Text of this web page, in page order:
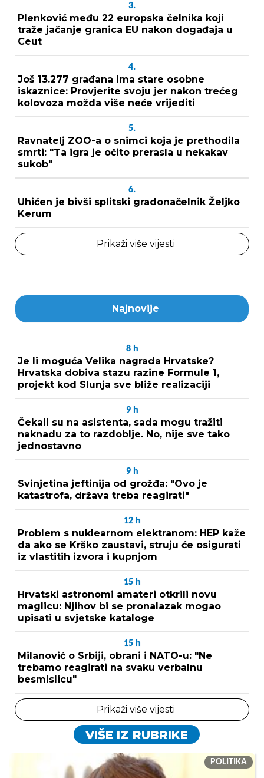
3.
Plenković među 22 europska čelnika koji
traže jačanje granica EU nakon događaja u
Ceut
4.
Još 13.277 građana ima stare osobne
iskaznice: Provjerite svoju jer nakon trećeg
kolovoza možda više neće vrijediti
5.
Ravnatelj ZOO-a o snimci koja je prethodila
smrti: "Ta igra je očito prerasla u nekakav
sukob"
6.
Uhićen je bivši splitski gradonačelnik Željko
Kerum
Prikaži više vijesti
Najnovije
8 h
Je li moguća Velika nagrada Hrvatske?
Hrvatska dobiva stazu razine Formule 1,
projekt kod Slunja sve bliže realizaciji
9 h
Čekali su na asistenta, sada mogu tražiti
naknadu za to razdoblje. No, nije sve tako
jednostavno
9 h
Svinjetina jeftinija od grožđa: "Ovo je
katastrofa, država treba reagirati"
12 h
Problem s nuklearnom elektranom: HEP kaže
da ako se Krško zaustavi, struju će osigurati
iz vlastitih izvora i kupnjom
15 h
Hrvatski astronomi amateri otkrili novu
maglicu: Njihov bi se pronalazak mogao
upisati u svjetske kataloge
15 h
Milanović o Srbiji, obrani i NATO-u: "Ne
trebamo reagirati na svaku verbalnu
besmislicu"
Prikaži više vijesti
VIŠE IZ RUBRIKE
POLITIKA